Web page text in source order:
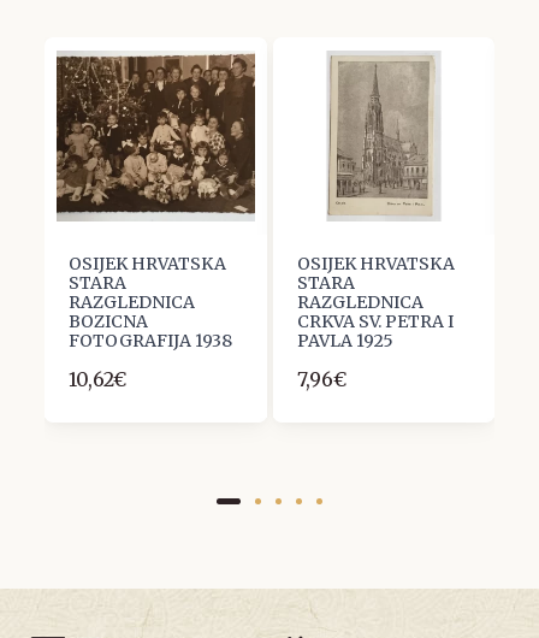
OSIJEK HRVATSKA
STARA
RAZGLEDNICA
BOZICNA
FOTOGRAFIJA 1938
10,62€
OSIJEK HRVATSKA
STARA
RAZGLEDNICA
CRKVA SV. PETRA I
PAVLA 1925
7,96€